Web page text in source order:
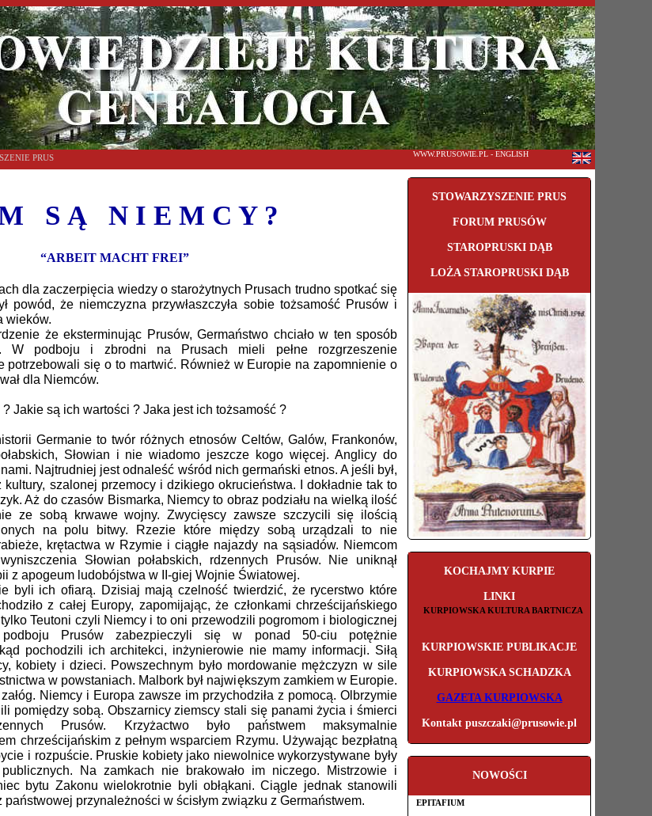
PRUS WWW.PRUSOWIE.PL - ENGLISH
STOWARZYSZENIE PRUS
FORUM PRUSÓW
STAROPRUSKI DĄB
LOŻA STAROPRUSKI DĄB
KOCHAJMY KURPIE
LINKI
KURPIOWSKA KULTURA BARTNICZA
KURPIOWSKIE PUBLIKACJE
KURPIOWSKA SCHADZKA
GAZETA KURPIOWSKA
Kontakt puszczaki@prusowie.pl
NOWOŚCI
EPITAFIUM
S Ą N I E M C Y ?
“ARBEIT MACHT FREI”
dla zaczerpięcia wiedzy o starożytnych Prusach trudno spotkać się
powód, że niemczyzna przywłaszczyła sobie tożsamość Prusów i
wieków.
że eksterminując Prusów, Germaństwo chciało w ten sposób
W podboju i zbrodni na Prusach mieli pełne rozgrzeszenie
potrzebowali się o to martwić. Również w Europie na zapomnienie o
dla Niemców.
Jakie są ich wartości ? Jaka jest ich tożsamość ?
Germanie to twór różnych etnosów Celtów, Galów, Frankonów,
Słowian i nie wiadomo jeszcze kogo więcej. Anglicy do
Najtrudniej jest odnaleść wśród nich germański etnos. A jeśli był,
kultury, szalonej przemocy i dzikiego okrucieństwa. I dokładnie tak to
Aż do czasów Bismarka, Niemcy to obraz podziału na wielką ilość
ze sobą krwawe wojny. Zwycięscy zawsze szczycili się ilością
na polu bitwy. Rzezie które między sobą urządzali to nie
krętactwa w Rzymie i ciągłe najazdy na sąsiadów. Niemcom
Słowian połabskich, rdzennych Prusów. Nie uniknął
z apogeum ludobójstwa w II-giej Wojnie Światowej.
ich ofiarą. Dzisiaj mają czelność twierdzić, że rycerstwo które
z całej Europy, zapomijając, że członkami chrześcijańskiego
Teutoni czyli Niemcy i to oni przewodzili pogromom i biologicznej
Prusów zabezpieczyli się w ponad 50-ciu potężnie
pochodzili ich architekci, inżynierowie nie mamy informacji. Siłą
kobiety i dzieci. Powszechnym było mordowanie mężczyzn w sile
w powstaniach. Malbork był największym zamkiem w Europie.
Niemcy i Europa zawsze im przychodziła z pomocą. Olbrzymie
pomiędzy sobą. Obszarnicy ziemscy stali się panami życia i śmierci
Prusów. Krzyżactwo było państwem maksymalnie
chrześcijańskim z pełnym wsparciem Rzymu. Używając bezpłatną
i rozpuście. Pruskie kobiety jako niewolnice wykorzystywane były
Na zamkach nie brakowało im niczego. Mistrzowie i
bytu Zakonu wielokrotnie byli obłąkani. Ciągle jednak stanowili
przynależności w ścisłym związku z Germaństwem.